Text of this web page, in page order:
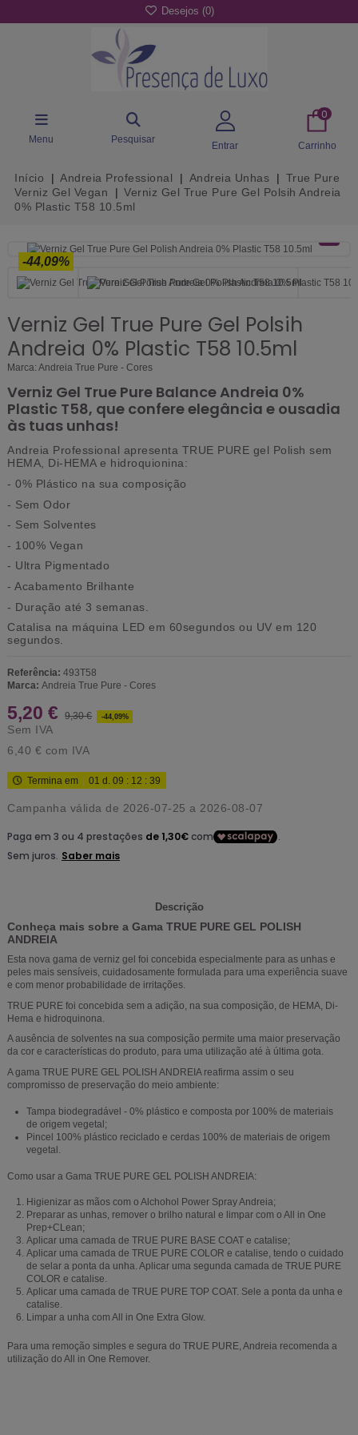
Desejos (0)
Menu Pesquisar
Entrar
0
Carrinho
Início Andreia Professional Andreia Unhas
True Pure
Verniz Gel Vegan
Verniz Gel True Pure Gel Polsih Andreia
0% Plastic T58 10.5ml
-44,09%
Verniz Gel True Pure Gel Polsih
Andreia 0% Plastic T58 10.5ml
Marca: Andreia True Pure - Cores
Verniz Gel True Pure Balance Andreia 0%
Plastic T58, que confere elegância e ousadia
às tuas unhas!
Andreia Professional apresenta TRUE PURE gel Polish sem
HEMA, Di-HEMA e hidroquionina:
- 0% Plástico na sua composição
- Sem Odor
- Sem Solventes
- 100% Vegan
- Ultra Pigmentado
- Acabamento Brilhante
- Duração até 3 semanas.
Catalisa na máquina LED em 60segundos ou UV em 120
segundos.
Referência: 493T58
Marca: Andreia True Pure - Cores
5,20 € 9,30 € -44,09%
Sem IVA
6,40 € com IVA
Termina em 01 d. 09 : 12 :38
Campanha válida de 2026-07-25 a 2026-08-07
Descrição
Conheça mais sobre a Gama TRUE PURE GEL POLISH
ANDREIA
Esta nova gama de verniz gel foi concebida especialmente para as unhas e
peles mais sensíveis, cuidadosamente formulada para uma experiência suave
e com menor probabilidade de irritações.
TRUE PURE foi concebida sem a adição, na sua composição, de HEMA, Di-
Hema e hidroquinona.
A ausência de solventes na sua composição permite uma maior preservação
da cor e características do produto, para uma utilização até à última gota.
A gama TRUE PURE GEL POLISH ANDREIA reafirma assim o seu
compromisso de preservação do meio ambiente:
Tampa biodegradável - 0% plástico e composta por 100% de materiais
de origem vegetal;
Pincel 100% plástico reciclado e cerdas 100% de materiais de origem
vegetal.
Como usar a Gama TRUE PURE GEL POLISH ANDREIA:
Higienizar as mãos com o Alchohol Power Spray Andreia;
Preparar as unhas, remover o brilho natural e limpar com o All in One
Prep+CLean;
Aplicar uma camada de TRUE PURE BASE COAT e catalise;
Aplicar uma camada de TRUE PURE COLOR e catalise, tendo o cuidado
de selar a ponta da unha. Aplicar uma segunda camada de TRUE PURE
COLOR e catalise.
Aplicar uma camada de TRUE PURE TOP COAT. Sele a ponta da unha e
catalise.
Limpar a unha com All in One Extra Glow.
Para uma remoção simples e segura do TRUE PURE, Andreia recomenda a
utilização do All in One Remover.